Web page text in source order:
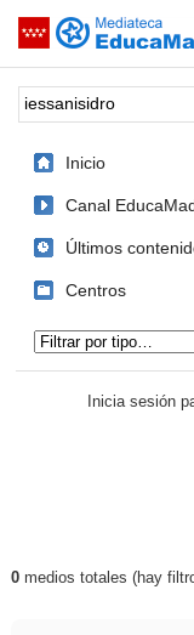
Saltar navegación
Palabra o frase:
Inicio
Canal
Últimos
Centros
Inicia sesión
Resultados
0medios totales (hay